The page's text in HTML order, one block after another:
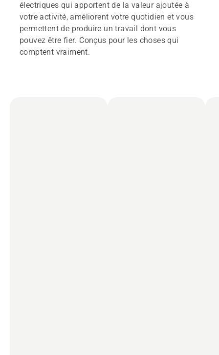
électriques qui apportent de la valeur ajoutée à
votre activité, améliorent votre quotidien et vous
permettent de produire un travail dont vous
pouvez être fier. Conçus pour les choses qui
comptent vraiment.